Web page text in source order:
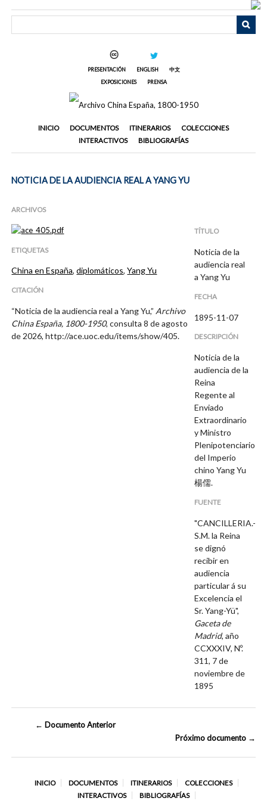
PRESENTACIÓN ENGLISH
中文
EXPOSICIONES
PRENSA
INICIO DOCUMENTOS ITINERARIOS
COLECCIONES
INTERACTIVOS
BIBLIOGRAFÍAS
NOTICIA DE LA AUDIENCIA REAL A YANG YU
ARCHIVOS
ETIQUETAS
China en España,diplomáticos,Yang Yu
CITACIÓN
“Noticia de la audiencia real a Yang Yu,” Archivo
China España, 1800-1950, consulta 8 de agosto
de 2026,http://ace.uoc.edu/items/show/405.
TÍTULO
Noticia de la
audiencia real
a Yang Yu
FECHA
1895-11-07
DESCRIPCIÓN
Noticia de la
audiencia de la
Reina
Regente al
Enviado
Extraordinario
y Ministro
Plenipotenciario
del Imperio
chino Yang Yu
楊儒.
FUENTE
"CANCILLERIA.-
S.M. la Reina
se dignó
recibir en
audiencia
particular á su
Excelencia el
Sr. Yang-Yü",
Gaceta de
Madrid, año
CCXXXIV, Nº.
311, 7 de
noviembre de
1895
← Documento Anterior
Próximo documento →
INICIO DOCUMENTOS ITINERARIOS
COLECCIONES
INTERACTIVOS
BIBLIOGRAFÍAS